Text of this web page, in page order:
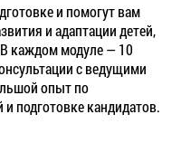
и помогут вам
и адаптации детей,
каждом модуле — 10
с ведущими
опыт по
подготовке кандидатов.